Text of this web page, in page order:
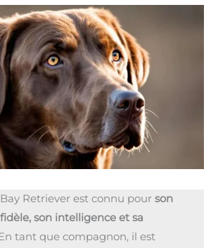
Retriever est connu pour son
son intelligence et sa
tant que compagnon, il est